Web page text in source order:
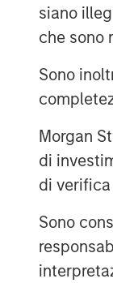
siano
che sono
Sono
Morgan
di
di
Sono
Bill